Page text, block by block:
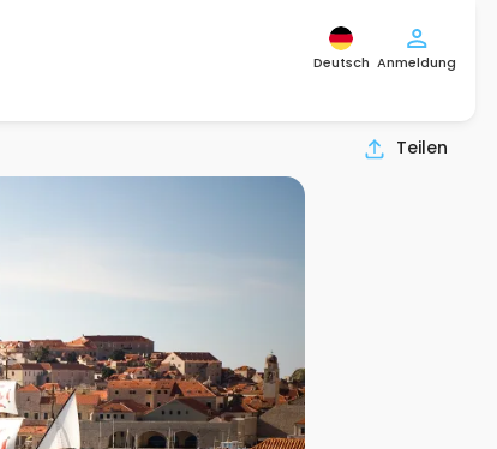
Deutsch Anmeldung
Teilen